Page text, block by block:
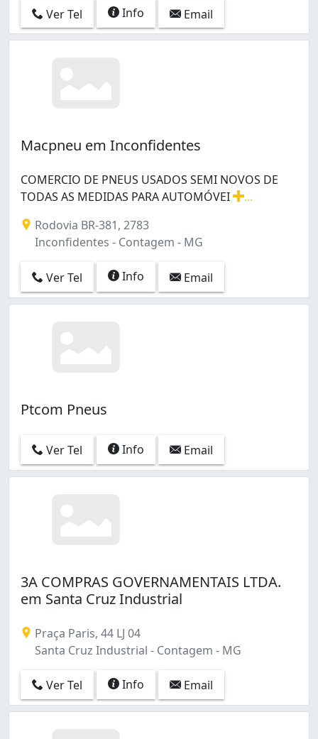
Ver Tel Info Email
Macpneu em Inconfidentes
COMERCIO DE PNEUS USADOS SEMI NOVOS DE
TODAS AS MEDIDAS PARA AUTOMÓVEI
Rodovia BR-381, 2783
Inconfidentes - Contagem - MG
Ver Tel Info Email
Ptcom Pneus
Ver Tel Info Email
3A COMPRAS GOVERNAMENTAIS LTDA.
em Santa Cruz Industrial
Praça Paris, 44 LJ 04
Santa Cruz Industrial - Contagem - MG
Ver Tel Info Email